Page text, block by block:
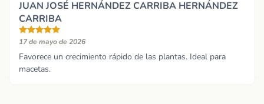
JUAN JOSÉ HERNÁNDEZ CARRIBA HERNÁNDEZ
CARRIBA
17 de mayo de 2026
Favorece un crecimiento rápido de las plantas. Ideal para
macetas.